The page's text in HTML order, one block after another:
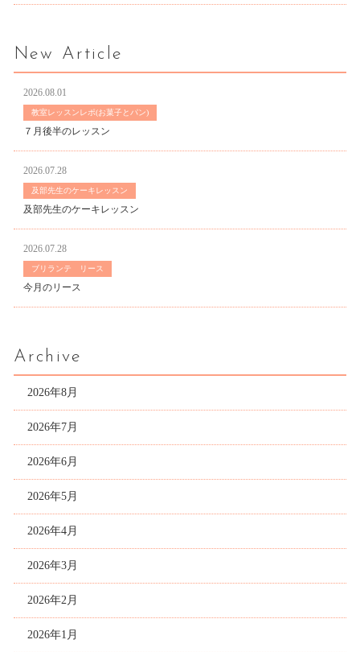
New Article
2026.08.01
教室レッスンレポ(お菓子とパン)
７月後半のレッスン
2026.07.28
及部先生のケーキレッスン
及部先生のケーキレッスン
2026.07.28
ブリランテ リース
今月のリース
Archive
2026年8月
2026年7月
2026年6月
2026年5月
2026年4月
2026年3月
2026年2月
2026年1月